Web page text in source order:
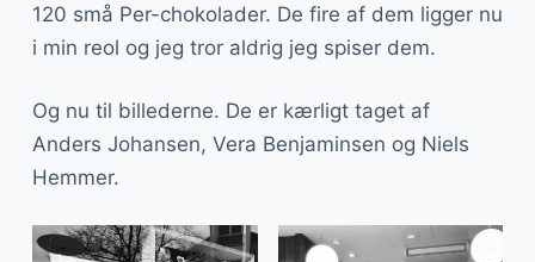
120 små Per-chokolader. De fire af dem ligger nu
i min reol og jeg tror aldrig jeg spiser dem.
Og nu til billederne. De er kærligt taget af
Anders Johansen, Vera Benjaminsen og Niels
Hemmer.